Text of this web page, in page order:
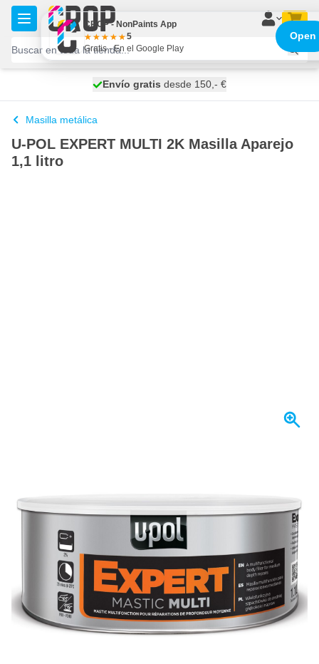
Ir al contenido
se envía mañana
Envío gratis desde 150,- €
100 días
Masilla metálica
U-POL EXPERT MULTI 2K Masilla Aparejo
1,1 litro
1 unidad 19, 72€
6 unidades €
12 unidades GUARDAR 5% p/ud18, €
19, 72€ incl. IVA
CROP - NonPaints App
5
Gratis - En el Google Play
Open